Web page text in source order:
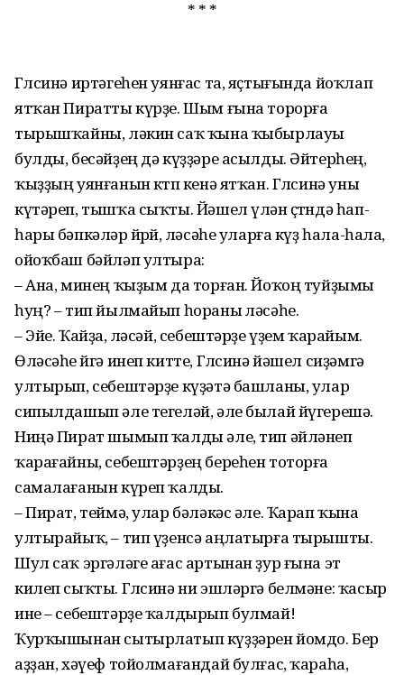
* * *
Гөлсинә иртәгеһен уянғас та, яҫтығында йоҡлап
ятҡан Пиратты күрҙе. Шым ғына торорға
тырышҡайны, ләкин саҡ ҡына ҡыбырлауы
булды, бесәйҙең дә күҙҙәре асылды. Әйтер­һең,
ҡыҙҙың уянғанын көтөп ке­нә ятҡан. Гөлсинә уны
күтәреп, тышҡа сыҡты. Йәшел үлән өҫтөндә һап-
һары бәпкәләр йөрөй, өләсәһе уларға күҙ һала-һала,
ойоҡбаш бәйләп ултыра:
– Ана, минең ҡыҙым да тор­ған. Йоҡоң туйҙымы
һуң? – тип йылмайып һораны өләсәһе.
– Эйе. Ҡайҙа, өләсәй, себештәрҙе үҙем ҡарайым.
Өләсәһе өйгә инеп китте, Гөлсинә йәшел сиҙәмгә
ултырып, себештәрҙе күҙәтә башланы, улар
сипылдашып әле тегеләй, әле былай йүгерешә.
Ниңә Пират шымып ҡалды әле, тип әйләнеп
ҡарағайны, себештәрҙең береһен тоторға
самалағанын күреп ҡалды.
– Пират, теймә, улар бәләкәс әле. Ҡарап ҡына
ултырайыҡ, – тип үҙенсә аңлатырға тырышты.
Шул саҡ эргәләге ағас артынан ҙур ғына эт
килеп сыҡты. Гөлсинә ни эшләргә белмәне: ҡасыр
ине – себештәрҙе ҡалды­рып булмай!
Ҡурҡышынан сытырлатып күҙҙәрен йомдо. Бер
аҙҙан, хәүеф тойолмағандай булғас, ҡараһа,